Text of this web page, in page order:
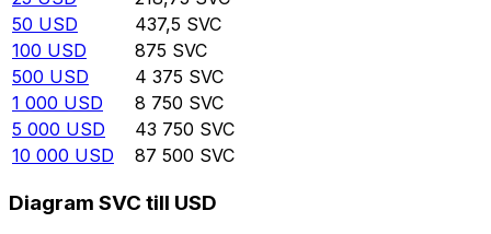
50 USD 437,5 SVC
100 USD 875 SVC
500 USD 4 375 SVC
1 000 USD 8 750 SVC
5 000 USD 43 750 SVC
10 000 USD 87 500 SVC
Diagram SVC till USD